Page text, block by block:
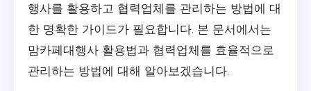
행사를 활용하고 협력업체를 관리하는 방법에 대
한 명확한 가이드가 필요합니다. 본 문서에서는
맘카페대행사 활용법과 협력업체를 효율적으로
관리하는 방법에 대해 알아보겠습니다.